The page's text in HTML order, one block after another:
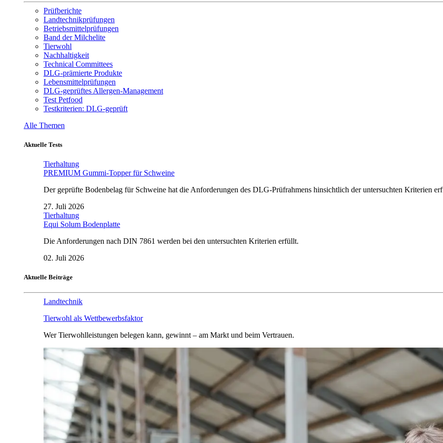
Prüfberichte
Landtechnikprüfungen
Betriebsmittelprüfungen
Band der Milchelite
Tierwohl
Nachhaltigkeit
Technical Committees
DLG-prämierte Produkte
Lebensmittelprüfungen
DLG-geprüftes Allergen-Management
Test Petfood
Testkriterien: DLG-geprüft
Alle Themen
Aktuelle Tests
Tierhaltung
PREMIUM Gummi-Topper für Schweine
Der geprüfte Bodenbelag für Schweine hat die Anforderungen des DLG-Prüfrahmens hinsichtlich der untersuchten Kriterien
27. Juli 2026
Tierhaltung
Equi Solum Bodenplatte
Die Anforderungen nach DIN 7861 werden bei den untersuchten Kriterien erfüllt.
02. Juli 2026
Aktuelle Beiträge
Landtechnik
Tierwohl als Wettbewerbsfaktor
Wer Tierwohlleistungen belegen kann, gewinnt – am Markt und beim Vertrauen.